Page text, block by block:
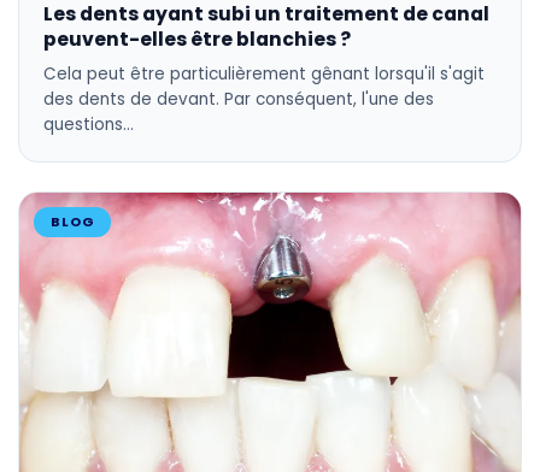
Les dents ayant subi un traitement de canal
peuvent-elles être blanchies ?
Cela peut être particulièrement gênant lorsqu'il s'agit
des dents de devant. Par conséquent, l'une des
questions…
BLOG